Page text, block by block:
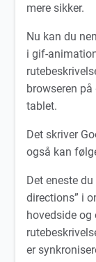
mere sikker.
Nu kan du
i gif-
browseren
tablet.
Det skriver
også kan
Det eneste
directions” i
hovedside og
er